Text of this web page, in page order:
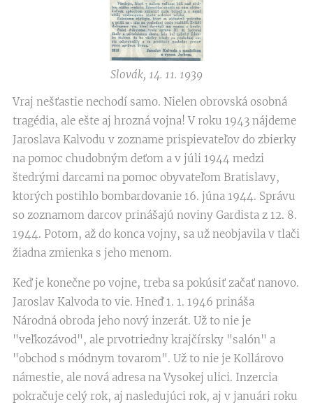
Slovák, 14. 11. 1939
Vraj nešťastie nechodí samo. Nielen obrovská osobná
tragédia, ale ešte aj hrozná vojna! V roku 1943 nájdeme
Jaroslava Kalvodu v zozname prispievateľov do zbierky
na pomoc chudobným deťom a v júli 1944 medzi
štedrými darcami na pomoc obyvateľom Bratislavy,
ktorých postihlo bombardovanie 16. júna 1944. Správu
so zoznamom darcov prinášajú noviny Gardista z 12. 8.
1944. Potom, až do konca vojny, sa už neobjavila v tlači
žiadna zmienka s jeho menom.
Keď je konečne po vojne, treba sa pokúsiť začať nanovo.
Jaroslav Kalvoda to vie. Hneď 1. 1. 1946 prináša
Národná obroda jeho nový inzerát. Už to nie je
"veľkozávod", ale prvotriedny krajčírsky "salón" a
"obchod s módnym tovarom". Už to nie je Kollárovo
námestie, ale nová adresa na Vysokej ulici. Inzercia
pokračuje celý rok, aj nasledujúci rok, aj v januári roku